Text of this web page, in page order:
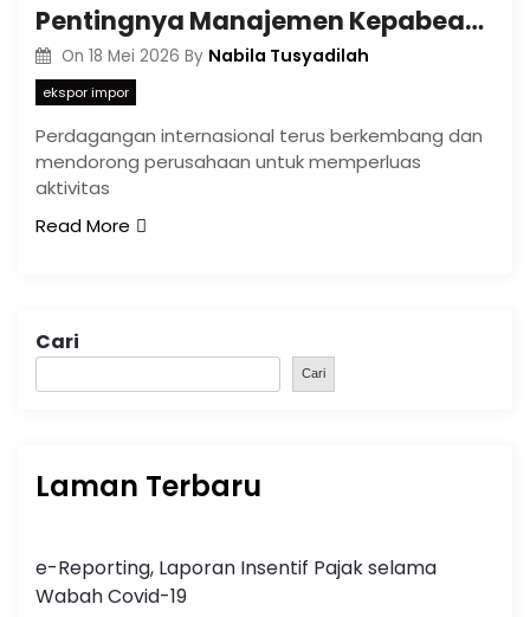
Pentingnya Manajemen Kepabeanan dalam Menunjang Aktivitas Ekspor Impor
On 18 Mei 2026 By Nabila Tusyadilah
ekspor impor
Perdagangan internasional terus berkembang dan
mendorong perusahaan untuk memperluas
aktivitas
Read More
Cari
Cari
Laman Terbaru
e-Reporting, Laporan Insentif Pajak selama
Wabah Covid-19